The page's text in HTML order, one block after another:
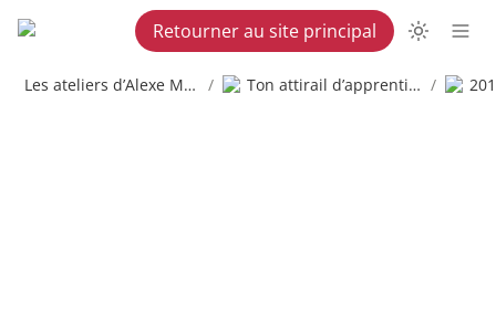
Retourner au site principal
Les ateliers d’Alexe Martel / Ton attirail d’apprenti copywriter /